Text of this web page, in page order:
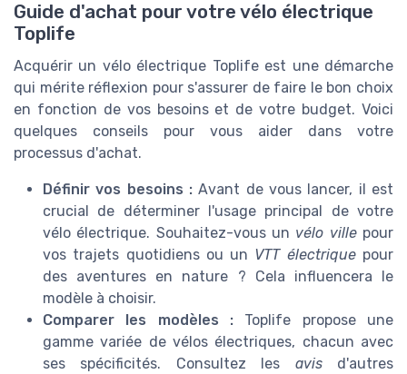
Guide d'achat pour votre vélo électrique
Toplife
Acquérir un vélo électrique Toplife est une démarche
qui mérite réflexion pour s'assurer de faire le bon choix
en fonction de vos besoins et de votre budget. Voici
quelques conseils pour vous aider dans votre
processus d'achat.
Définir vos besoins : Avant de vous lancer, il est
crucial de déterminer l'usage principal de votre
vélo électrique. Souhaitez-vous un vélo villepour
vos trajets quotidiens ou un VTT électriquepour
des aventures en nature ? Cela influencera le
modèle à choisir.
Comparer les modèles : Toplife propose une
gamme variée de vélos électriques, chacun avec
ses spécificités. Consultez les avisd'autres